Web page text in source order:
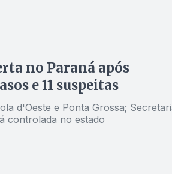
no Paraná após
e 11 suspeitas
d'Oeste e Ponta Grossa;
controlada no estado